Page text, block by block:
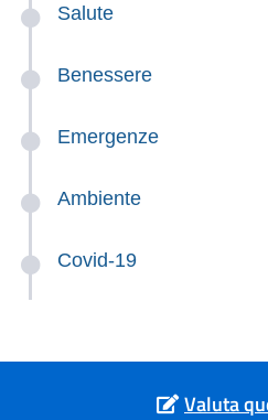
Salute
Benessere
Emergenze
Ambiente
Covid-19
Valuta